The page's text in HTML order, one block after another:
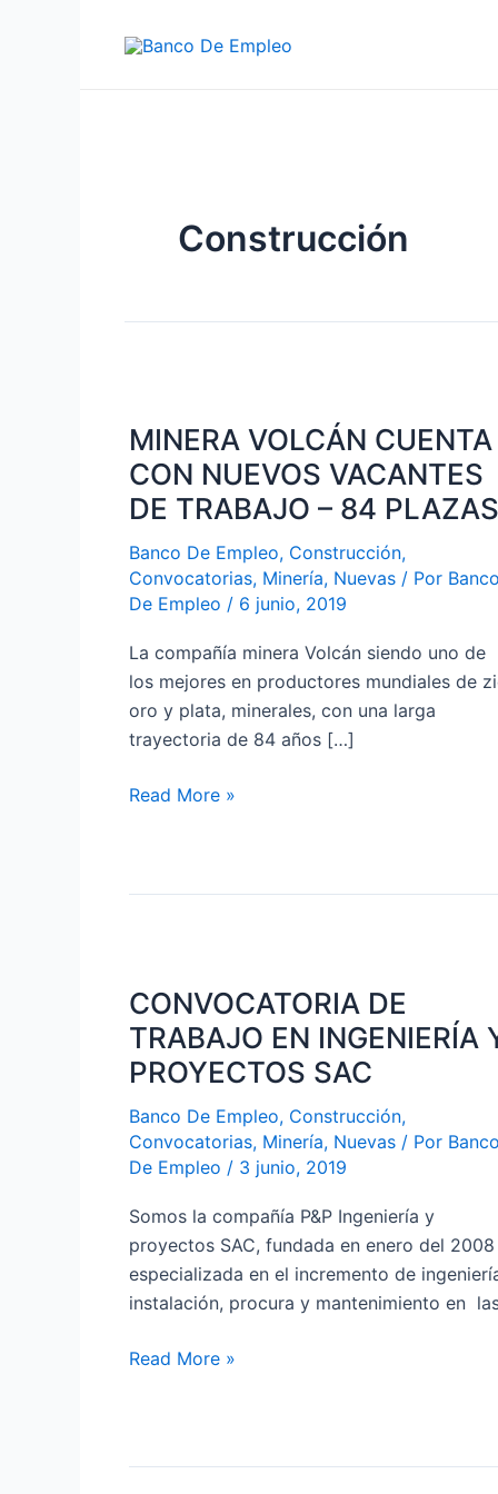
Construcción
MINERA VOLCÁN CUENTA
CON NUEVOS VACANTES
DE TRABAJO – 84 PLAZAS
Banco De Empleo, Construcción,
Convocatorias, Minería, Nuevas / Por Banco
De Empleo / 6 junio, 2019
La compañía minera Volcán siendo uno de
los mejores en productores mundiales de
oro y plata, minerales, con una larga
trayectoria de 84 años […]
CUENTA
CON
NUEVOS
VACANTES
DE
TRABAJO
–
84
PLAZAS
Read More »
CONVOCATORIA DE
TRABAJO EN INGENIERÍA
PROYECTOS SAC
Banco De Empleo, Construcción,
Convocatorias, Minería, Nuevas / Por Banco
De Empleo / 3 junio, 2019
Somos la compañía P&P Ingeniería y
proyectos SAC, fundada en enero del 2008
especializada en el incremento de
instalación, procura y mantenimiento en
TRABAJO
EN
INGENIERÍA
Y
PROYECTOS
SAC
Read More »